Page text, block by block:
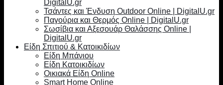
DigitalU.gr
Τσάντες και Ένδυση Outdoor Online | DigitalU.gr
Παγούρια και Θερμός Online | DigitalU.gr
Σωσίβια και Αξεσουάρ Θαλάσσης Online |
DigitalU.gr
Είδη Σπιτιού & Κατοικιδίων
Είδη Μπάνιου
Είδη Κατοικιδίων
Οικιακά Είδη Online
Smart Home Online